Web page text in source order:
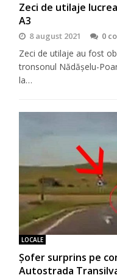
Zeci de utilaje
A3
8 august 2021 0
Zeci de utilaje au fost
tronsonul Nădășelu-
la…
LOCALE
Șofer surprins pe
Autostrada